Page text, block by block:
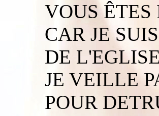
VOUS ÊTES
CAR JE
DE
JE VEILLE
POUR